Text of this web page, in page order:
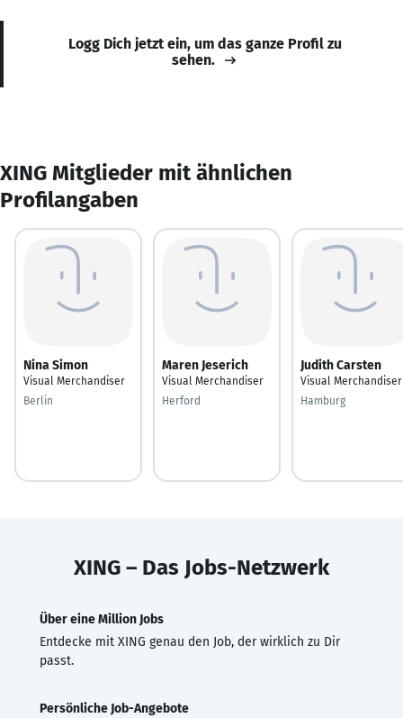
Logg Dich jetzt ein, um das ganze Profil zu
sehen.
XING Mitglieder mit ähnlichen
Profilangaben
Nina Simon
Visual Merchandiser
Berlin
Maren Jeserich
Visual Merchandiser
Herford
Judith Carsten
Visual Merchandiser
Hamburg
XING – Das Jobs-Netzwerk
Über eine Million Jobs
Entdecke mit XING genau den Job, der wirklich zu Dir
passt.
Persönliche Job-Angebote